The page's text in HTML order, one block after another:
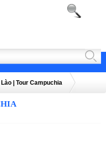
Lào | Tour Campuchia